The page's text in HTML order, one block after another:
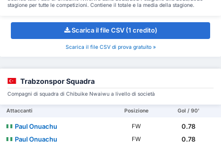
stagione per tutte le competizioni. Contiene il totale e la media della stagione.
Scarica il file CSV (1 credito)
Scarica il file CSV di prova gratuito »
Trabzonspor Squadra
Compagni di squadra di Chibuike Nwaiwu a livello di società
Attaccanti Posizione Gol / 90'
Paul Onuachu FW
0.78
Paul Onuachu
FW
0.78